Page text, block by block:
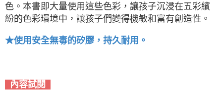
色。本書即大量使用這些色彩，讓孩子沉浸在五彩繽
紛的色彩環境中，讓孩子們變得機敏和富有創造性。
★使用安全無毒的矽膠，持久耐用。
內容試閱